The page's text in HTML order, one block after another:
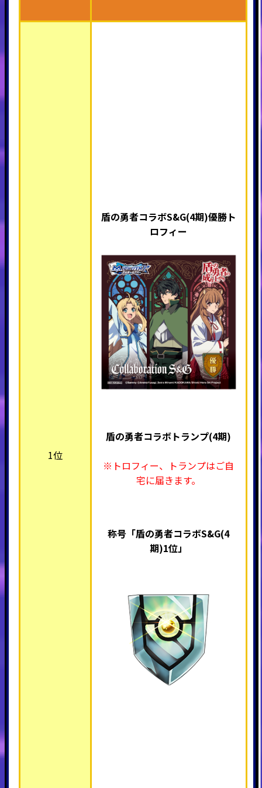
1位
盾の勇者コラボS&G(4期)優勝ト
ロフィー
盾の勇者コラボトランプ(4期)
※トロフィー、トランプはご自
宅に届きます。
称号「盾の勇者コラボS&G(4
期)1位」